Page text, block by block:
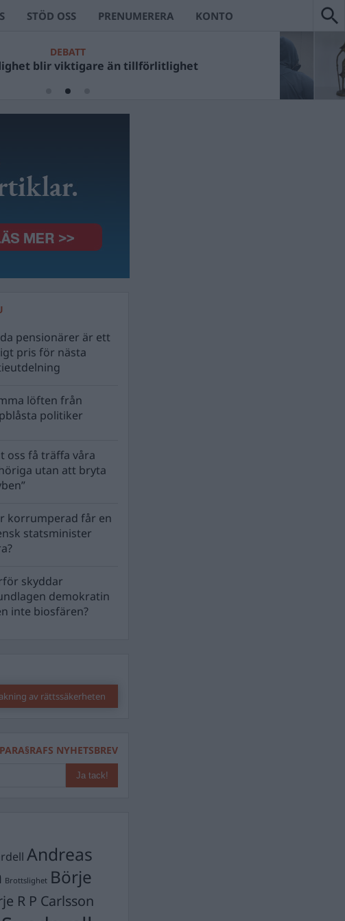
STÖD OSS PRENUMERERA KONTO
DEBATT
blir viktigare än tillförlitlighet
pensionärer är ett
pris för nästa
löften från
politiker
oss få träffa våra
utan att bryta
korrumperad får en
statsminister
skyddar
demokratin
inte biosfären?
av rättssäkerheten
NYHETSBREV
Andreas
Brottslighet Börje
R P Carlsson